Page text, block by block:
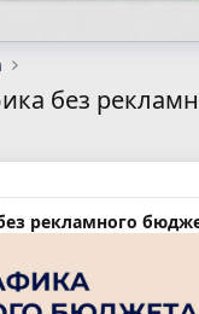
без
рекламного